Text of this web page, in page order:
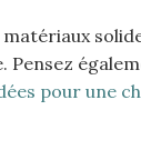
pour une